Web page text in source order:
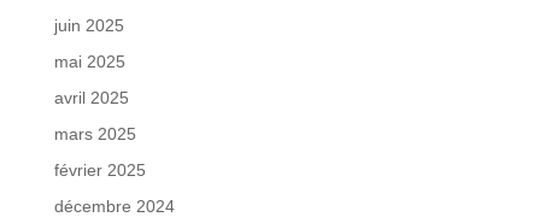
juin 2025
mai 2025
avril 2025
mars 2025
février 2025
décembre 2024